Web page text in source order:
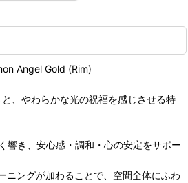
Angel Gold (Rim)
、やわらかな光の祝福を感じさせる特
響き、安心感・調和・心の安定をサポー
ニングが加わることで、空間全体にふわ